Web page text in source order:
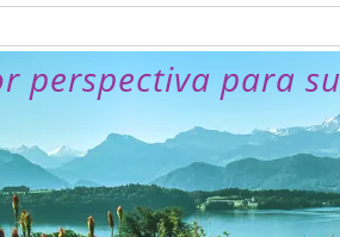
perspectiva para